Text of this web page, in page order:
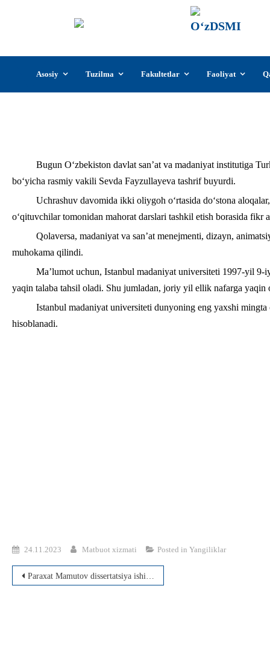
content
Asosiy Tuzilma Fakultetlar Faoliyat
Bugun O‘zbekiston davlat san’at va madaniyat institutiga
bo‘yicha rasmiy vakili Sevda Fayzullayeva tashrif buyurdi.
Uchrashuv davomida ikki oliygoh o‘rtasida do‘stona
o‘qituvchilar tomonidan mahorat darslari tashkil etish borasida fikr
Qolaversa, madaniyat va san’at menejmenti, dizayn,
muhokama qilindi.
Ma’lumot uchun, Istanbul madaniyat universiteti 1997-yil
yaqin talaba tahsil oladi. Shu jumladan, joriy yil ellik nafarga
Istanbul madaniyat universiteti dunyoning eng yaxshi
hisoblanadi.
24.11.2023 Matbuot xizmati Posted in Yangiliklar
Post
Paraxat Mamutov dissertatsiya ishi muhokama qilindi